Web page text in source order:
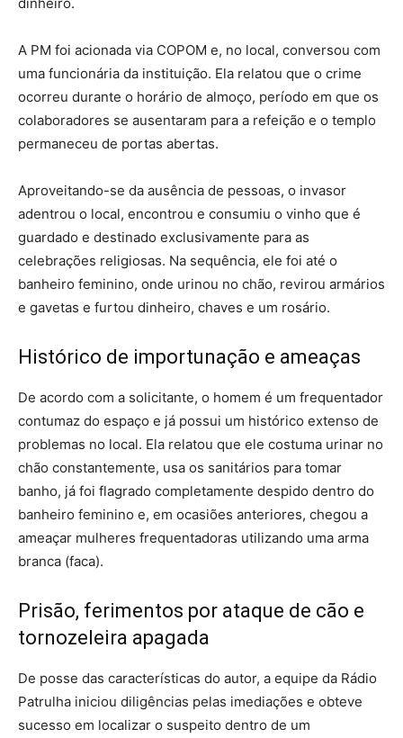
A PM foi acionada via COPOM e, no local, conversou com
uma funcionária da instituição. Ela relatou que o crime
ocorreu durante o horário de almoço, período em que os
colaboradores se ausentaram para a refeição e o templo
permaneceu de portas abertas.
Aproveitando-se da ausência de pessoas, o invasor
adentrou o local, encontrou e consumiu o vinho que é
guardado e destinado exclusivamente para as
celebrações religiosas. Na sequência, ele foi até o
banheiro feminino, onde urinou no chão, revirou armários
e gavetas e furtou dinheiro, chaves e um rosário.
Histórico de importunação e ameaças
De acordo com a solicitante, o homem é um frequentador
contumaz do espaço e já possui um histórico extenso de
problemas no local. Ela relatou que ele costuma urinar no
chão constantemente, usa os sanitários para tomar
banho, já foi flagrado completamente despido dentro do
banheiro feminino e, em ocasiões anteriores, chegou a
ameaçar mulheres frequentadoras utilizando uma arma
branca (faca).
Prisão, ferimentos por ataque de cão e
tornozeleira apagada
De posse das características do autor, a equipe da Rádio
Patrulha iniciou diligências pelas imediações e obteve
sucesso em localizar o suspeito dentro de um